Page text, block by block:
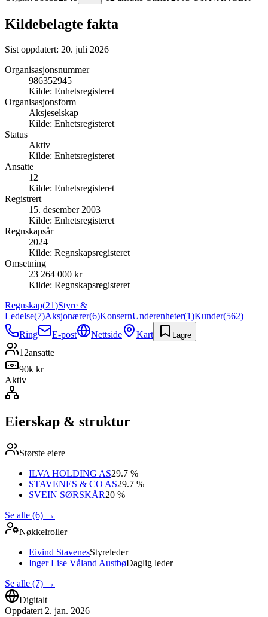
Kildebelagte fakta
Sist oppdatert: 20. juli 2026
Organisasjonsnummer
986352945
Kilde: Enhetsregisteret
Organisasjonsform
Aksjeselskap
Kilde: Enhetsregisteret
Status
Aktiv
Kilde: Enhetsregisteret
Ansatte
12
Kilde: Enhetsregisteret
Registrert
15. desember 2003
Kilde: Enhetsregisteret
Regnskapsår
2024
Kilde: Regnskapsregisteret
Omsetning
23 264 000 kr
Kilde: Regnskapsregisteret
Regnskap(21)Styre &
Ledelse(7)Aksjonærer(6)KonsernUnderenheter(1)Kunder(562)
Ring
E-post Nettside Kart Lagre
12ansatte
90k kr
Aktiv
Eierskap & struktur
Største eiere
ILVA HOLDING AS29.7 %
STAVENES & CO AS29.7 %
SVEIN SØRSKÅR20 %
Se alle (6) →
Nøkkelroller
Eivind StavenesStyreleder
Inger Lise Våland AustbøDaglig leder
Se alle (7) →
Digitalt
Oppdatert 2. jan. 2026